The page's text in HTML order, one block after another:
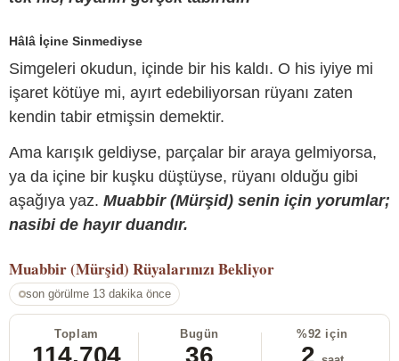
Hâlâ İçine Sinmediyse
Simgeleri okudun, içinde bir his kaldı. O his iyiye mi
işaret kötüye mi, ayırt edebiliyorsan rüyanı zaten
kendin tabir etmişsin demektir.
Ama karışık geldiyse, parçalar bir araya gelmiyorsa,
ya da içine bir kuşku düştüyse, rüyanı olduğu gibi
aşağıya yaz. Muabbir (Mürşid) senin için yorumlar;
nasibi de hayır duandır.
Muabbir (Mürşid) Rüyalarınızı Bekliyor
son görülme 13 dakika önce
Toplam
114.704
Bugün
36
%92 için
2